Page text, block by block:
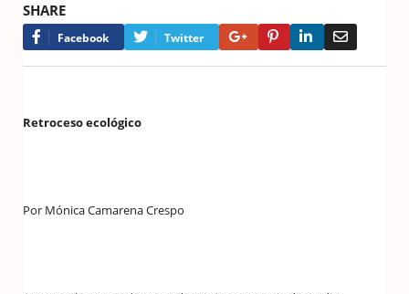
SHARE
Facebook Twitter Google+PinterestLinkedIn
Retroceso ecológico
Por Mónica Camarena Crespo